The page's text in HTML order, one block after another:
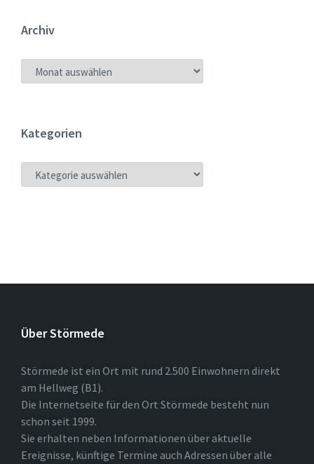
Archiv
ARCHIV
Kategorien
KATEGORIEN
Über Störmede
Störmede ist ein Ort mit rund 2.500 Einwohnern direkt
am Hellweg (B1).
Die Internetseite für den Ort Störmede besteht nun
schon seit 1999.
Sie erhalten neben Informationen über aktuelle
Ereignisse, künftige Termine auch Adressen über alle